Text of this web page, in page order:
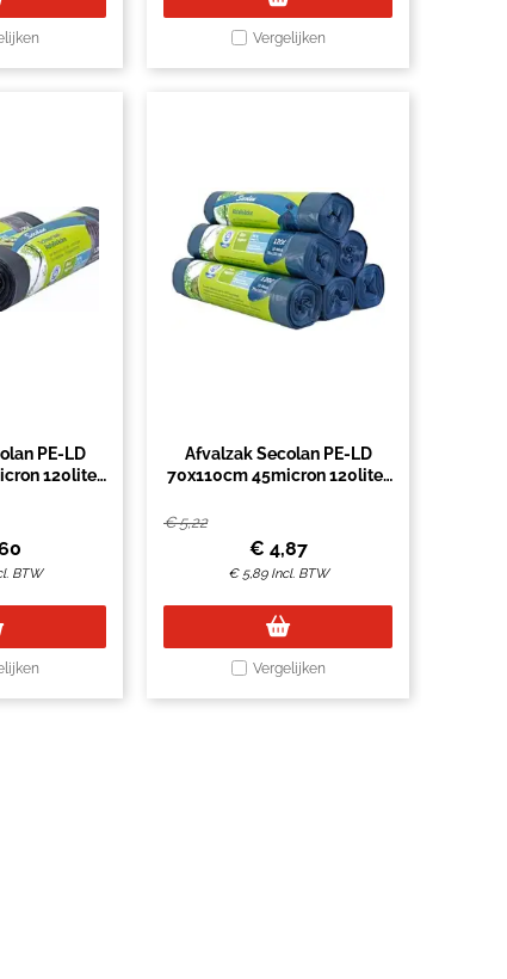
Vergelijken
PE-LD
120liter
BTW
Afvalzak Secolan PE-LD
70x110cm 45micron 120liter
€5,22
€ 4,87
€ 5,89 Incl. BTW
Vergelijken